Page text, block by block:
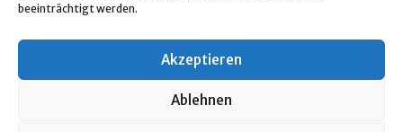
beeinträchtigt werden.
Akzeptieren
Ablehnen
« Zurück zur Übersicht